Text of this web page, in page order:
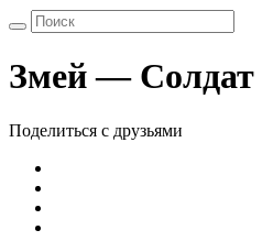
Змей — Солдат
Поделиться с друзьями